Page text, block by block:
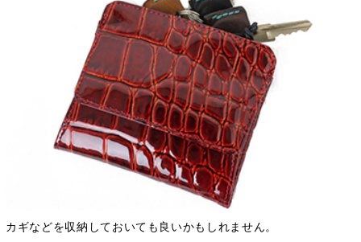
カギなどを収納しておいても良いかもしれません。